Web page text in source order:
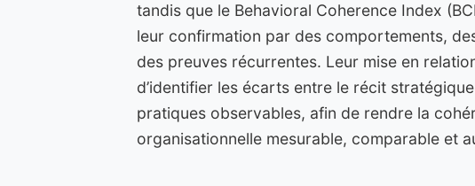
tandis que le Behavioral Coherence Index
leur confirmation par des comportements,
des preuves récurrentes. Leur mise en
d’identifier les écarts entre le récit
pratiques observables, afin de rendre la
organisationnelle mesurable, comparable et